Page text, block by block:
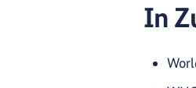
In